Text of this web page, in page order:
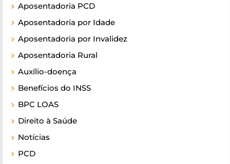
Aposentadoria PCD
Aposentadoria por Idade
Aposentadoria por Invalidez
Aposentadoria Rural
Auxílio-doença
Benefícios do INSS
BPC LOAS
Direito à Saúde
Notícias
PCD